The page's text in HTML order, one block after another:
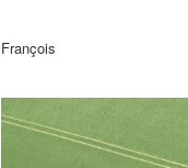
François